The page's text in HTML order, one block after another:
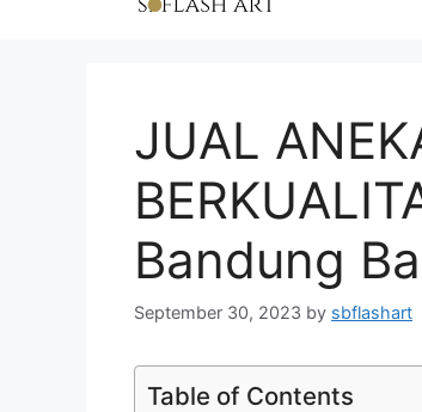
JUAL
Bandung
September 30, 2023 by sbflashart
Table of Contents